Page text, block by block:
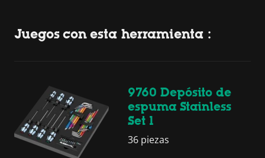
Juegos con esta herramienta :
9760 Depósito de
espuma Stainless
Set 1
36 piezas